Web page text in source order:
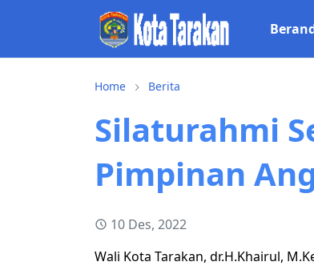
Home Berita
Silaturahmi
Pimpinan
10 Des, 2022
Wali Kota Tarakan, dr.H.Khairul,